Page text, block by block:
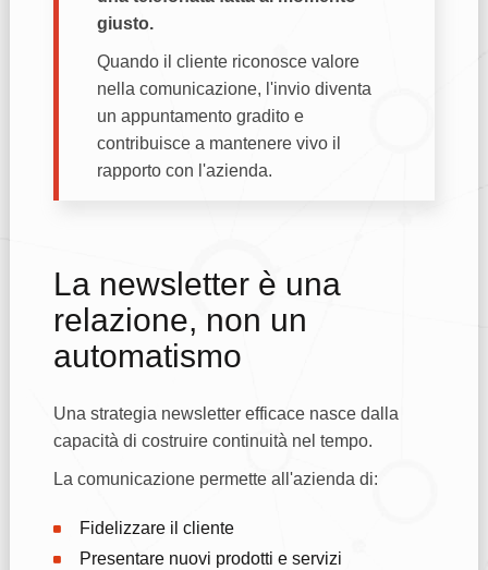
giusto.
Quando il cliente riconosce valore
nella comunicazione, l'invio diventa
un appuntamento gradito e
contribuisce a mantenere vivo il
rapporto con l'azienda.
La newsletter è una
relazione, non un
automatismo
Una strategia newsletter efficace nasce dalla
capacità di costruire continuità nel tempo.
La comunicazione permette all'azienda di:
Fidelizzare il cliente
Presentare nuovi prodotti e servizi